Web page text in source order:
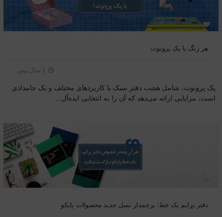
هر زنگ با پک پرونوت
1 سال پیش
پک پرونوت، شامل هشت دفتر سبک با کاربردهای مختلف و یک جامدادی
است، مزایایی ارائه می‌دهد که آن را به انتخابی ایده‌آل...
دفتر پرایم یک خط؛ پرچمدار نسل جدید محصولات پاپکو